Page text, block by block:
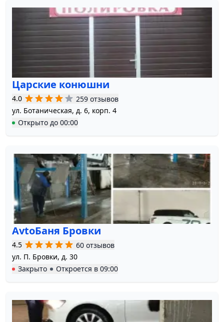
Царские конюшни
4.0
259 отзывов
ул. Ботаническая, д. 6, корп. 4
Открыто до 00:00
AvtoБаня Бровки
4.5
60 отзывов
ул. П. Бровки, д. 30
Закрыто
Откроется в 09:00